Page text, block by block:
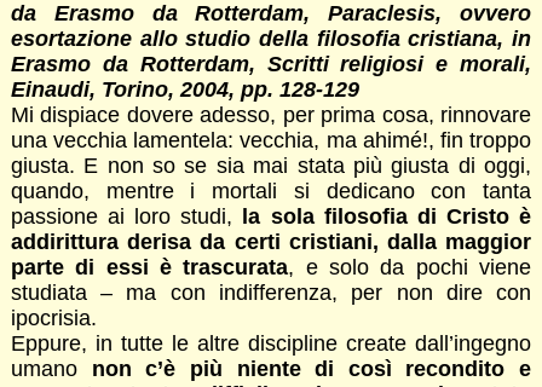
da Erasmo da Rotterdam, Paraclesis, ovvero
esortazione allo studio della filosofia cristiana, in
Erasmo da Rotterdam, Scritti religiosi e morali,
Einaudi, Torino, 2004, pp. 128-129
Mi dispiace dovere adesso, per prima cosa, rinnovare
una vecchia lamentela: vecchia, ma ahimé!, fin troppo
giusta. E non so se sia mai stata più giusta di oggi,
quando, mentre i mortali si dedicano con tanta
passione ai loro studi,
la sola filosofia di Cristo è
addirittura derisa da certi cristiani, dalla maggior
parte di essi è trascurata, e solo da pochi viene
studiata – ma con indifferenza, per non dire con
ipocrisia.
Eppure, in tutte le altre discipline create dall’ingegno
umano non c’è più niente di così recondito e